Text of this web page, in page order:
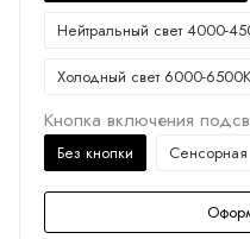
Нейтральный свет 4000-
Холодный свет 6000-6500K
Кнопка включения
Без кнопки Сенсорная